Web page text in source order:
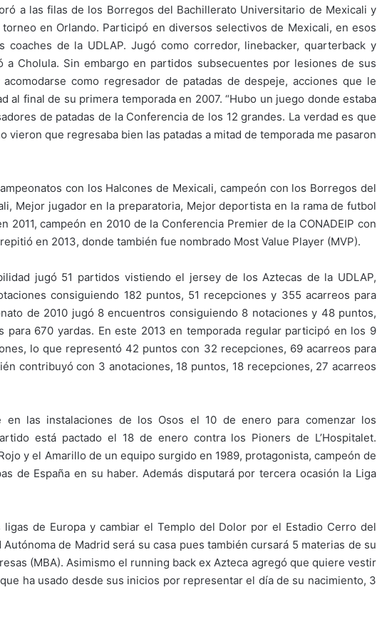
a las filas de los Borregos del Bachillerato Universitario de Mexicali y
en Orlando. Participó en diversos selectivos de Mexicali, en esos
de la UDLAP. Jugó como corredor, linebacker, quarterback y
a Cholula. Sin embargo en partidos subsecuentes por lesiones de sus
como regresador de patadas de despeje, acciones que le
al final de su primera temporada en 2007. “Hubo un juego donde estaba
de patadas de la Conferencia de los 12 grandes. La verdad es que
vieron que regresaba bien las patadas a mitad de temporada me pasaron
con los Halcones de Mexicali, campeón con los Borregos del
Mejor jugador en la preparatoria, Mejor deportista en la rama de futbol
2011, campeón en 2010 de la Conferencia Premier de la CONADEIP con
en 2013, donde también fue nombrado Most Value Player (MVP).
jugó 51 partidos vistiendo el jersey de los Aztecas de la UDLAP,
consiguiendo 182 puntos, 51 recepciones y 355 acarreos para
de 2010 jugó 8 encuentros consiguiendo 8 notaciones y 48 puntos,
para 670 yardas. En este 2013 en temporada regular participó en los 9
lo que representó 42 puntos con 32 recepciones, 69 acarreos para
contribuyó con 3 anotaciones, 18 puntos, 18 recepciones, 27 acarreos
en las instalaciones de los Osos el 10 de enero para comenzar los
está pactado el 18 de enero contra los Pioners de L’Hospitalet.
y el Amarillo de un equipo surgido en 1989, protagonista, campeón de
de España en su haber. Además disputará por tercera ocasión la Liga
de Europa y cambiar el Templo del Dolor por el Estadio Cerro del
de Madrid será su casa pues también cursará 5 materias de su
(MBA). Asimismo el running back ex Azteca agregó que quiere vestir
ha usado desde sus inicios por representar el día de su nacimiento, 3